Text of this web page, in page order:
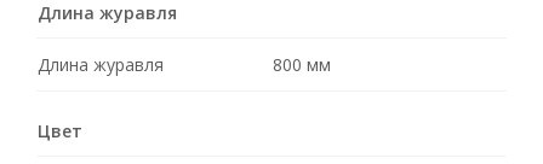
Длина журавля
Длина журавля 800 мм
Цвет